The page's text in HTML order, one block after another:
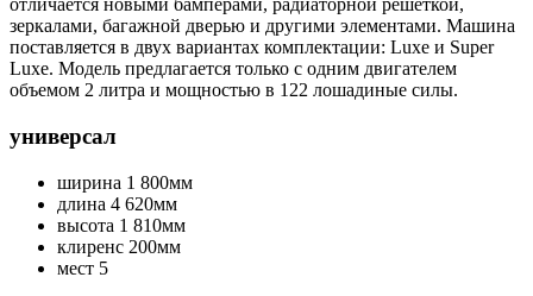
отличается новыми бамперами, радиаторной решеткой,
зеркалами, багажной дверью и другими элементами. Машина
поставляется в двух вариантах комплектации: Luxe и Super
Luxe. Модель предлагается только с одним двигателем
объемом 2 литра и мощностью в 122 лошадиные силы.
универсал
ширина 1 800мм
длина 4 620мм
высота 1 810мм
клиренс 200мм
мест 5